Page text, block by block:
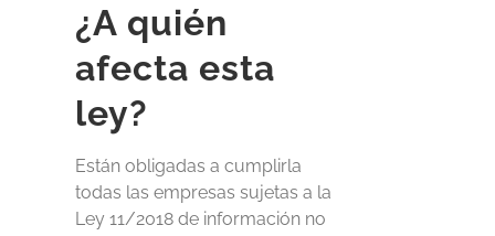
¿A quién
afecta esta
ley?
Están obligadas a cumplirla
todas las empresas sujetas a la
Ley 11/2018 de información no